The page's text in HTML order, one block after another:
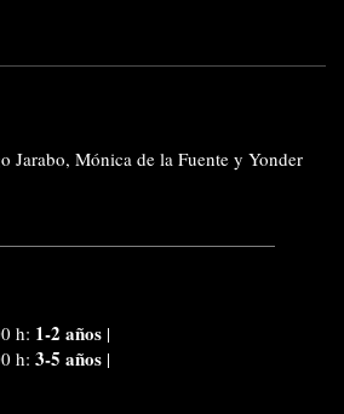
Jarabo, Mónica de la Fuente y Yonder
h: 1-2 años |
h: 3-5 años |